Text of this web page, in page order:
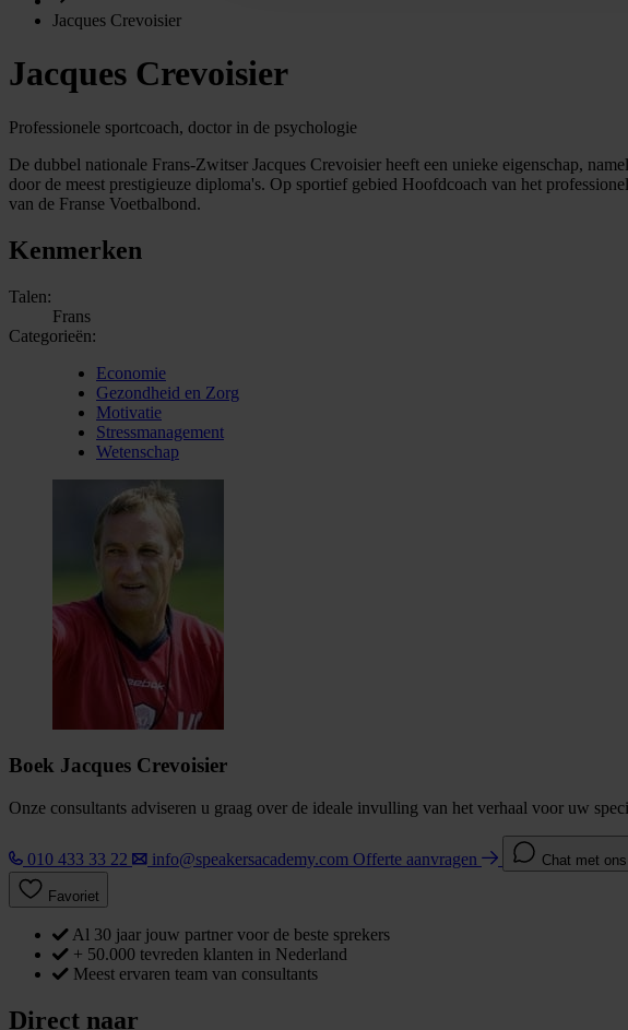
Jacques Crevoisier
Jacques Crevoisier
Professionele sportcoach, doctor in de psychologie
De dubbel nationale Frans-Zwitser Jacques Crevoisier heeft een unieke eigenschap,
door de meest prestigieuze diploma's. Op sportief gebied Hoofdcoach van het
van de Franse Voetbalbond.
Kenmerken
Talen:
Frans
Categorieën:
Economie
Gezondheid en Zorg
Motivatie
Stressmanagement
Wetenschap
Boek Jacques Crevoisier
Onze consultants adviseren u graag over de ideale invulling van het verhaal voor uw
010 433 33 22 info@speakersacademy.com Offerte aanvragen Chat met ons
Favoriet
Al 30 jaar jouw partner voor de beste sprekers
+ 50.000 tevreden klanten in Nederland
Meest ervaren team van consultants
Direct naar